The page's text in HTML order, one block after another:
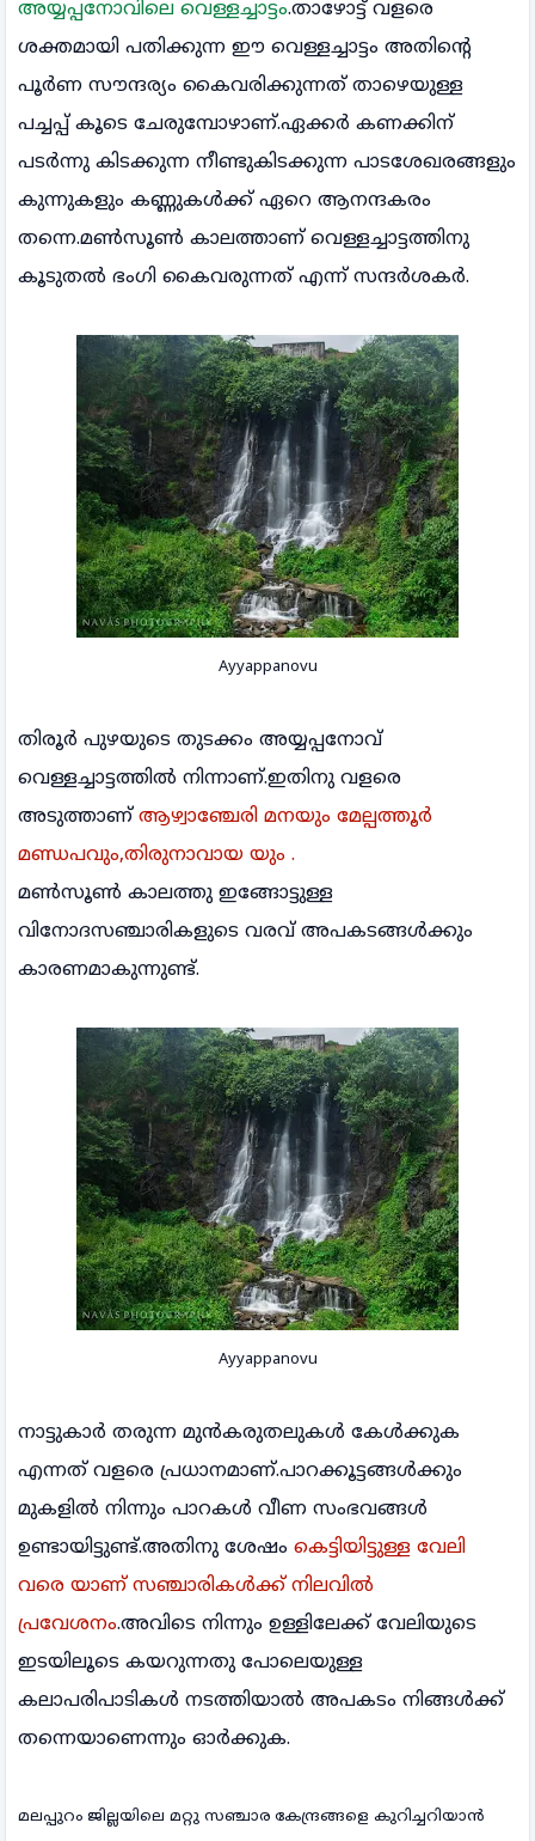
അയ്യപ്പനോവിലെ വെള്ളച്ചാട്ടം.താഴോട്ട് വളരെ
ശക്തമായി പതിക്കുന്ന ഈ വെള്ളച്ചാട്ടം അതിന്റെ
പൂർണ സൗന്ദര്യം കൈവരിക്കുന്നത് താഴെയുള്ള
പച്ചപ്പ്‌ കൂടെ ചേരുമ്പോഴാണ്.ഏക്കർ കണക്കിന്
പടർന്നു കിടക്കുന്ന നീണ്ടുകിടക്കുന്ന പാടശേഖരങ്ങളും
കുന്നുകളും കണ്ണുകൾക്ക് ഏറെ ആനന്ദകരം
തന്നെ.മൺസൂൺ കാലത്താണ് വെള്ളച്ചാട്ടത്തിനു
കൂടുതൽ ഭംഗി കൈവരുന്നത് എന്ന് സന്ദർശകർ.
Ayyappanovu
തിരൂർ പുഴയുടെ തുടക്കം അയ്യപ്പനോവ്
വെള്ളച്ചാട്ടത്തിൽ നിന്നാണ്.ഇതിനു വളരെ
അടുത്താണ് ആഴ്വാഞ്ചേരി മനയും മേല്പത്തൂർ
മണ്ഡപവും,തിരുനാവായ യും .
മൺസൂൺ കാലത്തു ഇങ്ങോട്ടുള്ള
വിനോദസഞ്ചാരികളുടെ വരവ് അപകടങ്ങൾക്കും
കാരണമാകുന്നുണ്ട്.
Ayyappanovu
നാട്ടുകാർ തരുന്ന മുൻകരുതലുകൾ കേൾക്കുക
എന്നത് വളരെ പ്രധാനമാണ്.പാറക്കൂട്ടങ്ങൾക്കും
മുകളിൽ നിന്നും പാറകൾ വീണ സംഭവങ്ങൾ
ഉണ്ടായിട്ടുണ്ട്.അതിനു ശേഷം കെട്ടിയിട്ടുള്ള വേലി
വരെ യാണ് സഞ്ചാരികൾക്ക് നിലവിൽ
പ്രവേശനം.അവിടെ നിന്നും ഉള്ളിലേക്ക് വേലിയുടെ
ഇടയിലൂടെ കയറുന്നതു പോലെയുള്ള
കലാപരിപാടികൾ നടത്തിയാൽ അപകടം നിങ്ങൾക്ക്
തന്നെയാണെന്നും ഓർക്കുക.
മലപ്പുറം ജില്ലയിലെ മറ്റു സഞ്ചാര കേന്ദ്രങ്ങളെ കുറിച്ചറിയാൻ